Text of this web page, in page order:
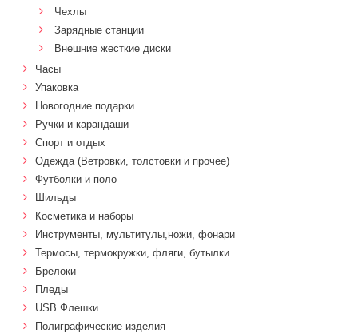
Чехлы
Зарядные станции
Внешние жесткие диски
Часы
Упаковка
Новогодние подарки
Ручки и карандаши
Спорт и отдых
Одежда (Ветровки, толстовки и прочее)
Футболки и поло
Шильды
Косметика и наборы
Инструменты, мультитулы,ножи, фонари
Термосы, термокружки, фляги, бутылки
Брелоки
Пледы
USB Флешки
Полиграфические изделия